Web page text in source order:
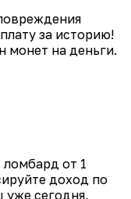
за историю!
на деньги.
от 1
доход по
уже сегодня.